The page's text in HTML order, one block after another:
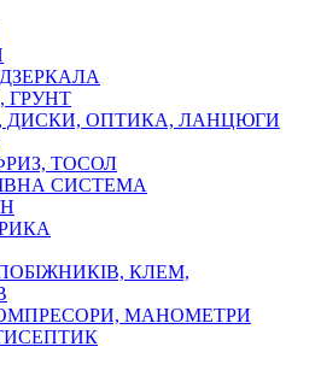
ГРУНТ
ОПТИКА, ЛАНЦЮГИ
ТОСОЛ
СИСТЕМА
КЛЕМ,
МАНОМЕТРИ